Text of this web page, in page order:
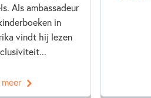
Als ambassadeur
in
vindt hij lezen